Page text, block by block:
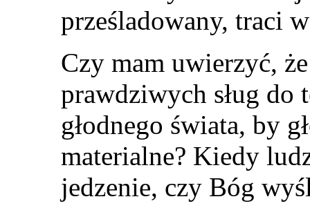
prześladowany, traci
Czy mam uwierzyć,
prawdziwych sług do
głodnego świata, by
materialne? Kiedy
jedzenie, czy Bóg